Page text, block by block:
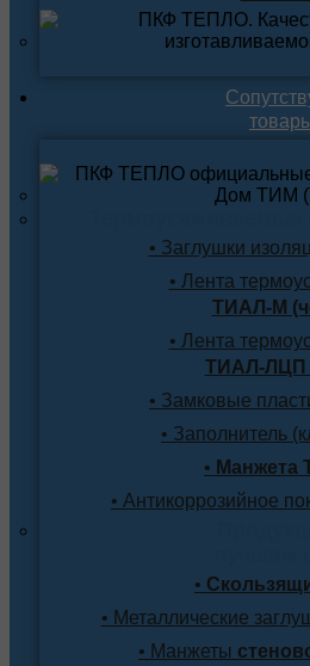
• Заглушки
• Лента
ТИАЛ-М
• Лента
ТИАЛ-ЛЦП
• Замковые
• Заполнитель
• Манжета
• Антикоррозийное
•
• Металлические
• Манжеты